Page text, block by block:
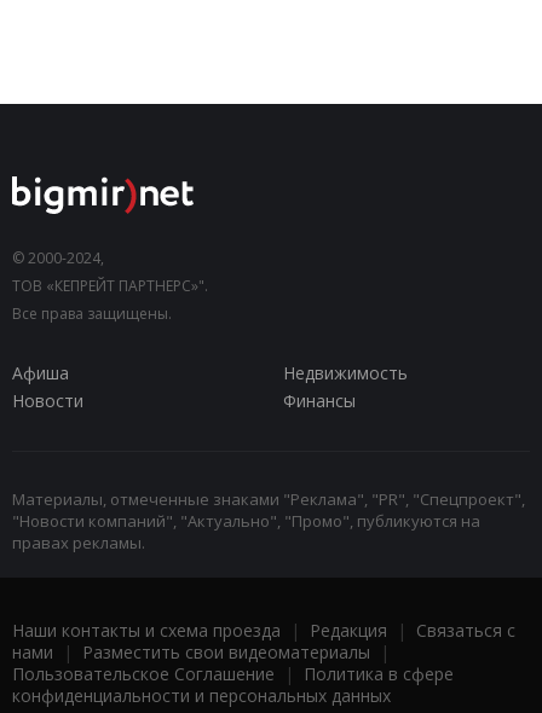
© 2000-2024,
ТОВ «КЕПРЕЙТ ПАРТНЕРС»".
Все права защищены.
Афиша
Недвижимость
Новости
Финансы
Материалы, отмеченные знаками "Реклама", "PR", "Спецпроект",
"Новости компаний", "Актуально", "Промо", публикуются на
правах рекламы.
Наши контакты и схема проезда | Редакция | Связаться с
нами | Разместить свои видеоматериалы |
Пользовательское Соглашение |
Политика в сфере
конфиденциальности и персональных данных